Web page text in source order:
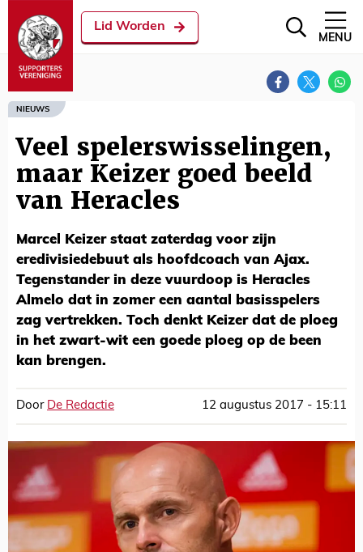
Lid Worden
MENU
NIEUWS
Veel spelerswisselingen,
maar Keizer goed beeld
van Heracles
Marcel Keizer staat zaterdag voor zijn
eredivisiedebuut als hoofdcoach van Ajax.
Tegenstander in deze vuurdoop is Heracles
Almelo dat in zomer een aantal basisspelers
zag vertrekken. Toch denkt Keizer dat de ploeg
in het zwart-wit een goede ploeg op de been
kan brengen.
Door De Redactie 12 augustus 2017 - 15:11